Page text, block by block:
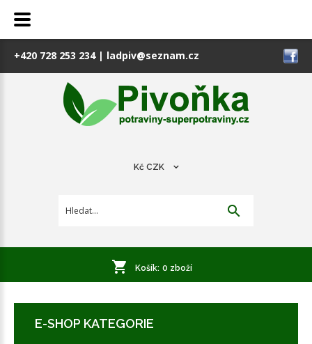
+420 728 253 234| ladpiv@seznam.cz
Kč CZK
Košík: 0 zboží
E-SHOP KATEGORIE